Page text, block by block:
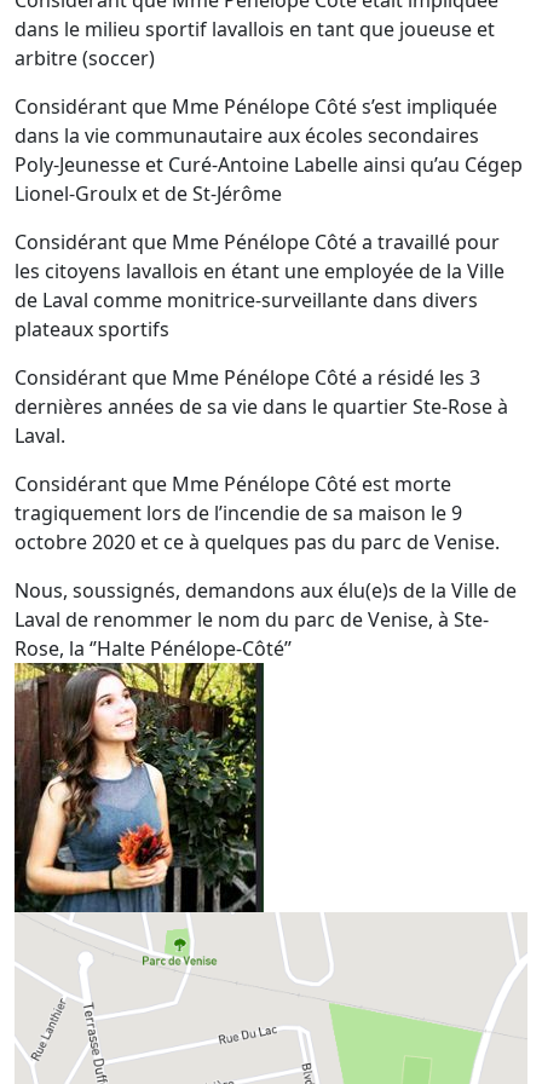
dans le milieu sportif lavallois en tant que joueuse et
arbitre (soccer)
Considérant que Mme Pénélope Côté s’est impliquée
dans la vie communautaire aux écoles secondaires
Poly-Jeunesse et Curé-Antoine Labelle ainsi qu’au Cégep
Lionel-Groulx et de St-Jérôme
Considérant que Mme Pénélope Côté a travaillé pour
les citoyens lavallois en étant une employée de la Ville
de Laval comme monitrice-surveillante dans divers
plateaux sportifs
Considérant que Mme Pénélope Côté a résidé les 3
dernières années de sa vie dans le quartier Ste-Rose à
Laval.
Considérant que Mme Pénélope Côté est morte
tragiquement lors de l’incendie de sa maison le 9
octobre 2020 et ce à quelques pas du parc de Venise.
Nous, soussignés, demandons aux élu(e)s de la Ville de
Laval de renommer le nom du parc de Venise, à Ste-
Rose, la ‘’Halte Pénélope-Côté’’